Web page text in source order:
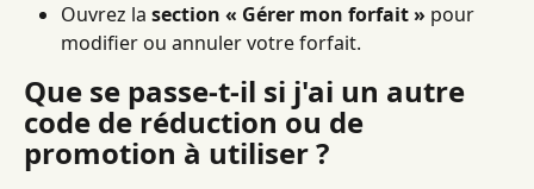
Ouvrez la section « Gérer mon forfait » pour
modifier ou annuler votre forfait.
Que se passe-t-il si j'ai un autre
code de réduction ou de
promotion à utiliser ?